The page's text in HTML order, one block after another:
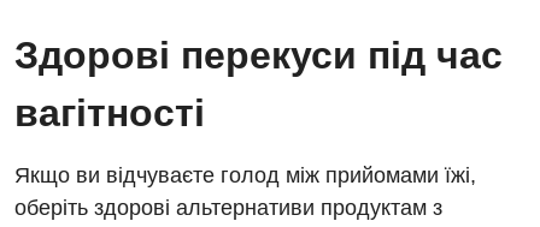
Здорові перекуси під час
вагітності
Якщо ви відчуваєте голод між прийомами їжі,
оберіть здорові альтернативи продуктам з